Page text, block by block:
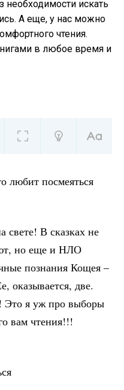
необходимости искать
А еще, у нас можно
чтения.
в любое время и
любит посмеяться
свете! В сказках не
но еще и НЛО
познания Кощея –
оказывается, две.
Это я уж про выборы
вам чтения!!!